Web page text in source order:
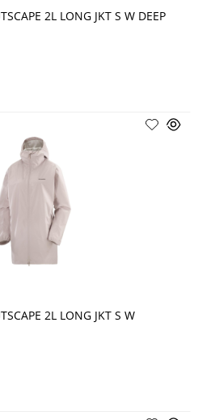
2L LONG JKT S W DEEP
2L LONG JKT S W